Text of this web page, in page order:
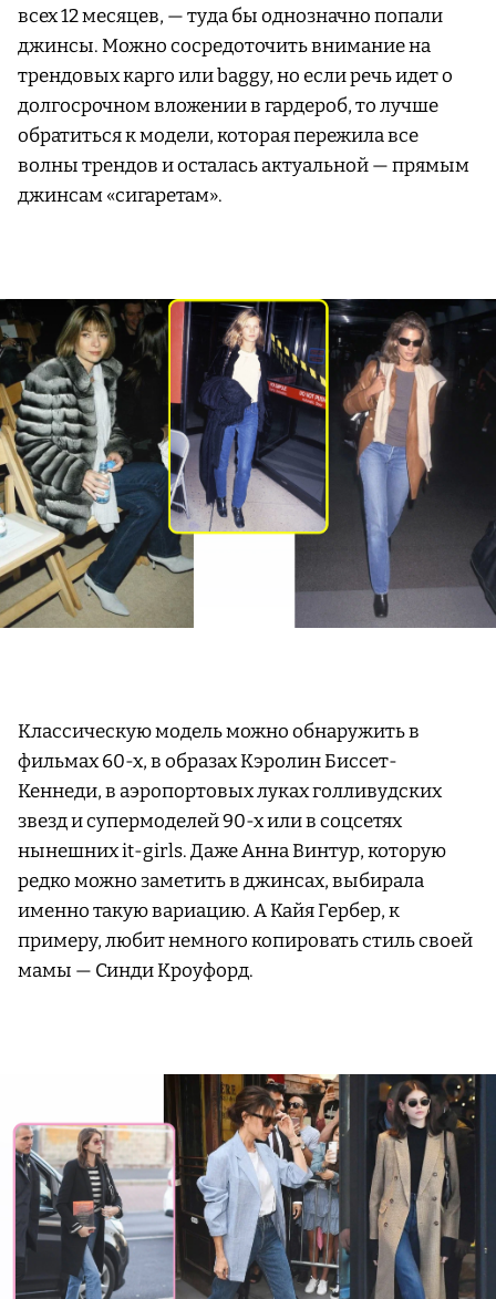
всех 12 месяцев, — туда бы однозначно попали
джинсы. Можно сосредоточить внимание на
трендовых карго или baggy, но если речь идет о
долгосрочном вложении в гардероб, то лучше
обратиться к модели, которая пережила все
волны трендов и осталась актуальной — прямым
джинсам «сигаретам».
Классическую модель можно обнаружить в
фильмах 60-х, в образах Кэролин Биссет-
Кеннеди, в аэропортовых луках голливудских
звезд и супермоделей 90-х или в соцсетях
нынешних it-girls. Даже Анна Винтур, которую
редко можно заметить в джинсах, выбирала
именно такую вариацию. А Кайя Гербер, к
примеру, любит немного копировать стиль своей
мамы — Синди Кроуфорд.